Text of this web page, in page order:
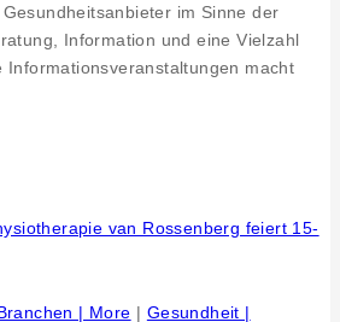
im Sinne der
Information und eine Vielzahl
Informationsveranstaltungen macht
| More | Gesundheit |